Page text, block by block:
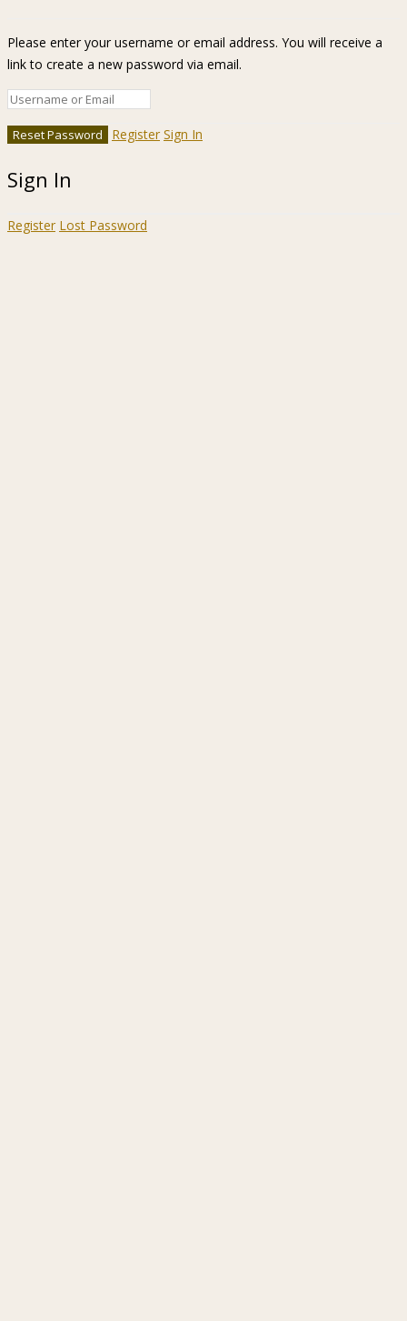
Please enter your username or email address. You will receive a
link to create a new password via email.
Register Sign In
Sign In
Register Lost Password